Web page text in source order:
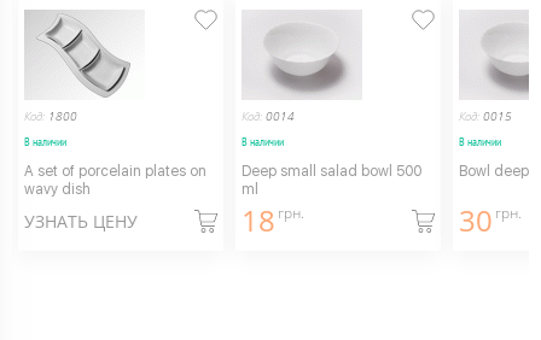
Код: 1800
В наличии
A set of porcelain plates on
wavy dish
УЗНАТЬ ЦЕНУ
Код: 0014
В наличии
Deep small salad bowl 500
ml
18 грн.
Код: 0015
В наличии
Bowl deep
30 грн.